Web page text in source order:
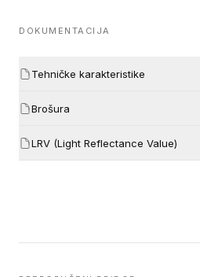
DOKUMENTACIJA
Tehničke karakteristike
Brošura
LRV (Light Reflectance Value)